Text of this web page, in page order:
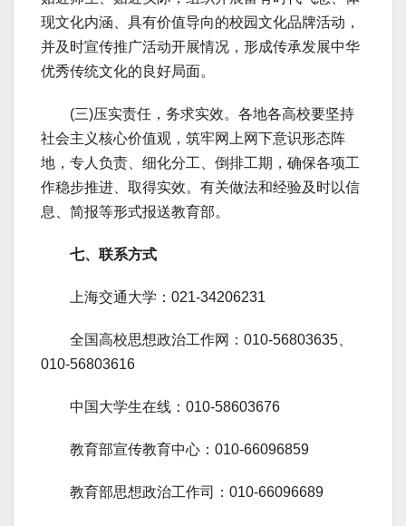
现文化内涵、具有价值导向的校园文化品牌活动，
并及时宣传推广活动开展情况，形成传承发展中华
优秀传统文化的良好局面。
(三)压实责任，务求实效。各地各高校要坚持
社会主义核心价值观，筑牢网上网下意识形态阵
地，专人负责、细化分工、倒排工期，确保各项工
作稳步推进、取得实效。有关做法和经验及时以信
息、简报等形式报送教育部。
七、联系方式
上海交通大学：021-34206231
全国高校思想政治工作网：010-56803635、
010-56803616
中国大学生在线：010-58603676
教育部宣传教育中心：010-66096859
教育部思想政治工作司：010-66096689